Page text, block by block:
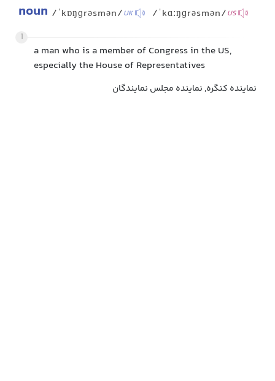
noun /ˈkɒŋɡrəsmən/UK /ˈkɑːŋɡrəsmən/US
1
a man who is a member of Congress in the US,
especially the House of Representatives
نماینده کنگره, نماینده مجلس نمایندگان